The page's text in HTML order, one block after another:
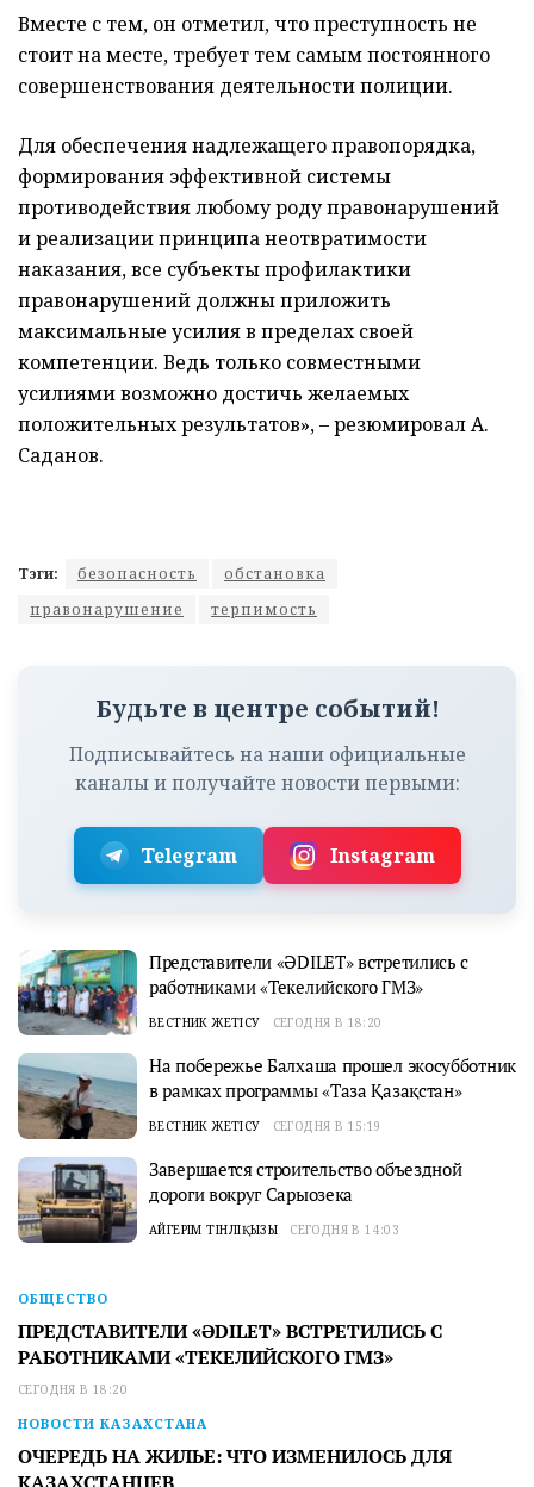
Вместе с тем, он отметил, что преступность не
стоит на месте, требует тем самым постоянного
совершенствования деятельности полиции.
Для обеспечения надлежащего правопорядка,
формирования эффективной системы
противодействия любому роду правонарушений
и реализации принципа неотвратимости
наказания, все субъекты профилактики
правонарушений должны приложить
максимальные усилия в пределах своей
компетенции. Ведь только совместными
усилиями возможно достичь желаемых
положительных результатов», – резюмировал А.
Саданов.
Тэги: безопасность
обстановка
правонарушение
терпимость
Будьте в центре событий!
Подписывайтесь на наши официальные
каналы и получайте новости первыми:
Telegram Instagram
Представители «ӘDILET» встретились с
работниками «Текелийского ГМЗ»
ВЕСТНИК ЖЕТІСУ СЕГОДНЯ В 18:20
На побережье Балхаша прошел экосубботник
в рамках программы «Таза Қазақстан»
ВЕСТНИК ЖЕТІСУ СЕГОДНЯ В 15:19
Завершается строительство объездной
дороги вокруг Сарыозека
АЙГЕРІМ ТІНӘЛІҚЫЗЫ СЕГОДНЯ В 14:03
ОБЩЕСТВО
ПРЕДСТАВИТЕЛИ «ӘDILET» ВСТРЕТИЛИСЬ С
РАБОТНИКАМИ «ТЕКЕЛИЙСКОГО ГМЗ»
СЕГОДНЯ В 18:20
НОВОСТИ КАЗАХСТАНА
ОЧЕРЕДЬ НА ЖИЛЬЕ: ЧТО ИЗМЕНИЛОСЬ ДЛЯ